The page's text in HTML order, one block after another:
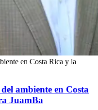
en Costa Rica y la
ambiente en Costa
JuamBa